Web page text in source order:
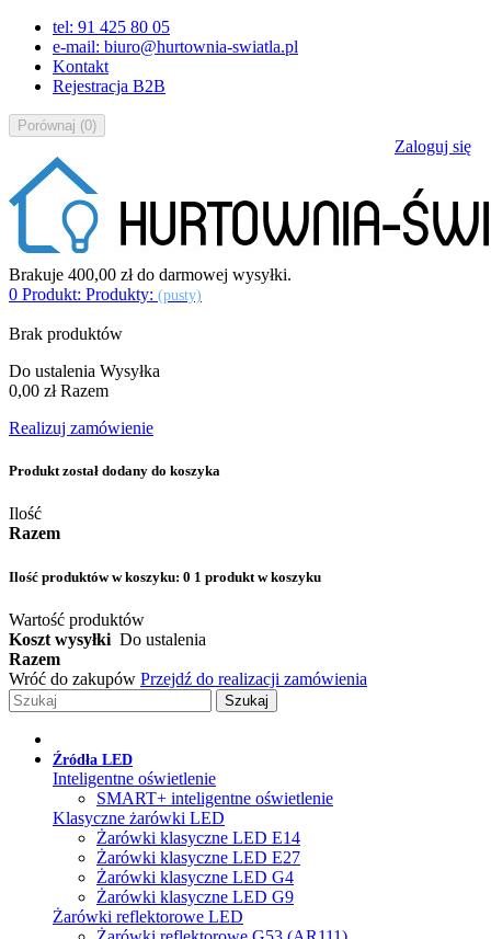
tel: 91 425 80 05
e-mail: biuro@hurtownia-swiatla.pl
Kontakt
Rejestracja B2B
Porównaj (0)
Zaloguj się
Brakuje 400,00 złdo darmowej wysyłki.
0 Produkt: Produkty: (pusty)
Brak produktów
Do ustalenia Wysyłka
0,00 zł Razem
Realizuj zamówienie
Produkt został dodany do koszyka
Ilość
Razem
Ilość produktów w koszyku: 0 1 produkt w koszyku
Wartość produktów
Koszt wysyłki Do ustalenia
Razem
Wróć do zakupów Przejdź do realizacji zamówienia
Szukaj
Źródła LED
Inteligentne oświetlenie
SMART+ inteligentne oświetlenie
Klasyczne żarówki LED
Żarówki klasyczne LED E14
Żarówki klasyczne LED E27
Żarówki klasyczne LED G4
Żarówki klasyczne LED G9
Żarówki reflektorowe LED